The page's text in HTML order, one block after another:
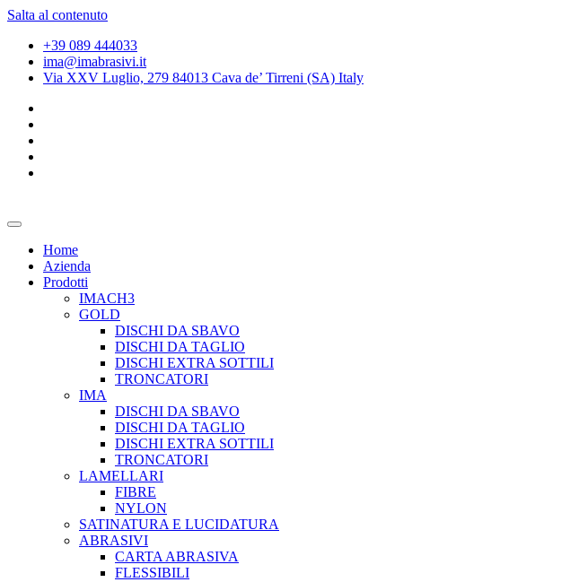
Salta al contenuto
+39 089 444033
ima@imabrasivi.it
Via XXV Luglio, 279 84013 Cava de’ Tirreni (SA) Italy
Home
Azienda
Prodotti
IMACH3
GOLD
DISCHI DA SBAVO
DISCHI DA TAGLIO
DISCHI EXTRA SOTTILI
TRONCATORI
IMA
DISCHI DA SBAVO
DISCHI DA TAGLIO
DISCHI EXTRA SOTTILI
TRONCATORI
LAMELLARI
FIBRE
NYLON
SATINATURA E LUCIDATURA
ABRASIVI
CARTA ABRASIVA
FLESSIBILI